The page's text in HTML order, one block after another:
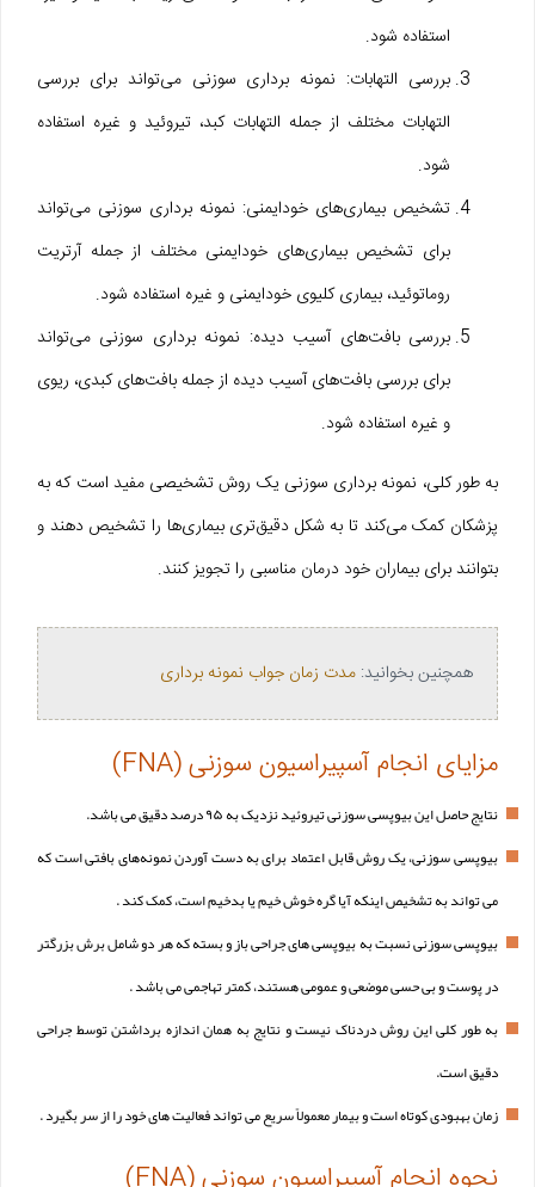
استفاده شود.
بررسی التهابات: نمونه برداری سوزنی می‌تواند برای بررسی
التهابات مختلف از جمله التهابات کبد، تیروئید و غیره استفاده
شود.
تشخیص بیماری‌های خودایمنی: نمونه برداری سوزنی می‌تواند
برای تشخیص بیماری‌های خودایمنی مختلف از جمله آرتریت
روماتوئید، بیماری کلیوی خودایمنی و غیره استفاده شود.
بررسی بافت‌های آسیب دیده: نمونه برداری سوزنی می‌تواند
برای بررسی بافت‌های آسیب دیده از جمله بافت‌های کبدی، ریوی
و غیره استفاده شود.
به طور کلی، نمونه برداری سوزنی یک روش تشخیصی مفید است که به
پزشکان کمک می‌کند تا به شکل دقیق‌تری بیماری‌ها را تشخیص دهند و
بتوانند برای بیماران خود درمان مناسبی را تجویز کنند.
همچنین بخوانید: مدت زمان جواب نمونه برداری
مزایای انجام آسپیراسیون سوزنی (FNA)
نتایج حاصل این بیوپسی سوزنی تیروئید نزدیک به ۹۵ درصد دقیق می باشد.
بیوپسی سوزنی، یک روش قابل اعتماد برای به دست آوردن نمونه‌های بافتی است که
می تواند به تشخیص اینکه آیا گره خوش خیم یا بدخیم است، کمک کند .
بیوپسی سوزنی نسبت به بیوپسی های جراحی باز و بسته که هر دو شامل برش بزرگتر
در پوست و بی حسی موضعی و عمومی هستند، کمتر تهاجمی می باشد .
به طور کلی این روش دردناک نیست و نتایج به همان اندازه برداشتن توسط جراحی
دقیق است.
زمان بهبودی کوتاه است و بیمار معمولاً سریع می تواند فعالیت های خود را از سر بگیرد .